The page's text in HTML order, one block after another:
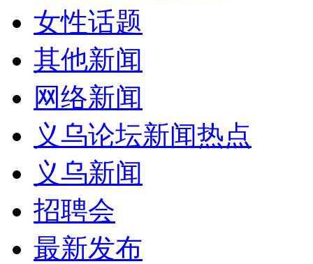
女性话题
其他新闻
网络新闻
义乌论坛新闻热点
义乌新闻
招聘会
最新发布